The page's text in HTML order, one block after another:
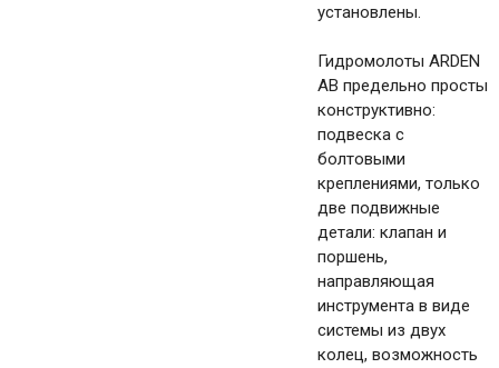
установлены.
Гидромолоты ARDEN
AB предельно просты
конструктивно:
подвеска с
болтовыми
креплениями, только
две подвижные
детали: клапан и
поршень,
направляющая
инструмента в виде
системы из двух
колец, возможность